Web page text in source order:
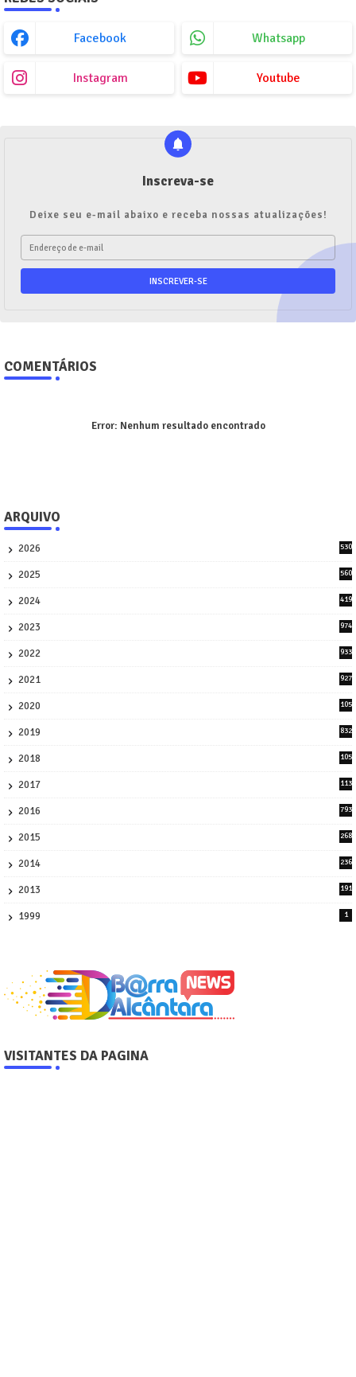
Facebook Whatsapp
Instagram Youtube
Inscreva-se
Deixe seu e-mail abaixo e receba nossas atualizações!
COMENTÁRIOS
Error: Nenhum resultado encontrado
ARQUIVO
2026
530
2025
560
2024
419
2023
974
2022
933
2021
927
2020
105
2019
832
2018
105
2017
113
2016
793
2015
268
2014
236
2013
191
1999 1
VISITANTES DA PAGINA